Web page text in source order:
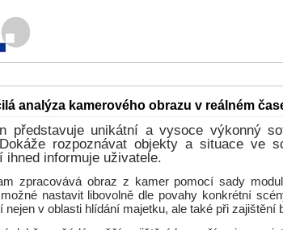
analýza kamerového obrazu v reálném
představuje unikátní a vysoce výkonný
rozpoznávat objekty a situace ve
ihned informuje uživatele.
zpracovává obraz z kamer pomocí sady
nastavit libovolně dle povahy konkrétní
nejen v oblasti hlídání majetku, ale také při zajištění